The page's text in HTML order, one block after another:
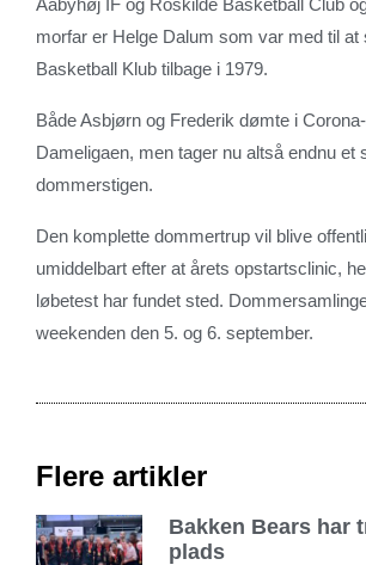
morfar er Helge Dalum som var med til at
Basketball Klub tilbage i 1979.
Både Asbjørn og Frederik dømte i
Dameligaen, men tager nu altså endnu et
dommerstigen.
Den komplette dommertrup vil blive
umiddelbart efter at årets opstartsclinic,
løbetest har fundet sted.
weekenden den 5. og 6. september.
Flere artikler
Bakken Bears har
plads